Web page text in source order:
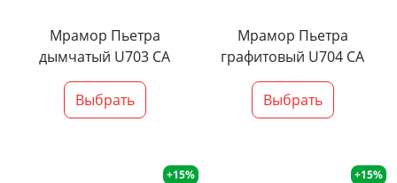
Мрамор Пьетра
дымчатый U703 CA
Выбрать
Мрамор Пьетра
графитовый U704 CA
Выбрать
+15% +15%